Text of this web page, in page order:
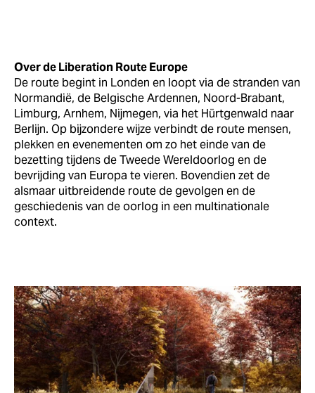
Over de Liberation Route Europe
De route begint in Londen en loopt via de stranden van
Normandië, de Belgische Ardennen, Noord-Brabant,
Limburg, Arnhem, Nijmegen, via het Hürtgenwald naar
Berlijn. Op bijzondere wijze verbindt de route mensen,
plekken en evenementen om zo het einde van de
bezetting tijdens de Tweede Wereldoorlog en de
bevrijding van Europa te vieren. Bovendien zet de
alsmaar uitbreidende route de gevolgen en de
geschiedenis van de oorlog in een multinationale
context.